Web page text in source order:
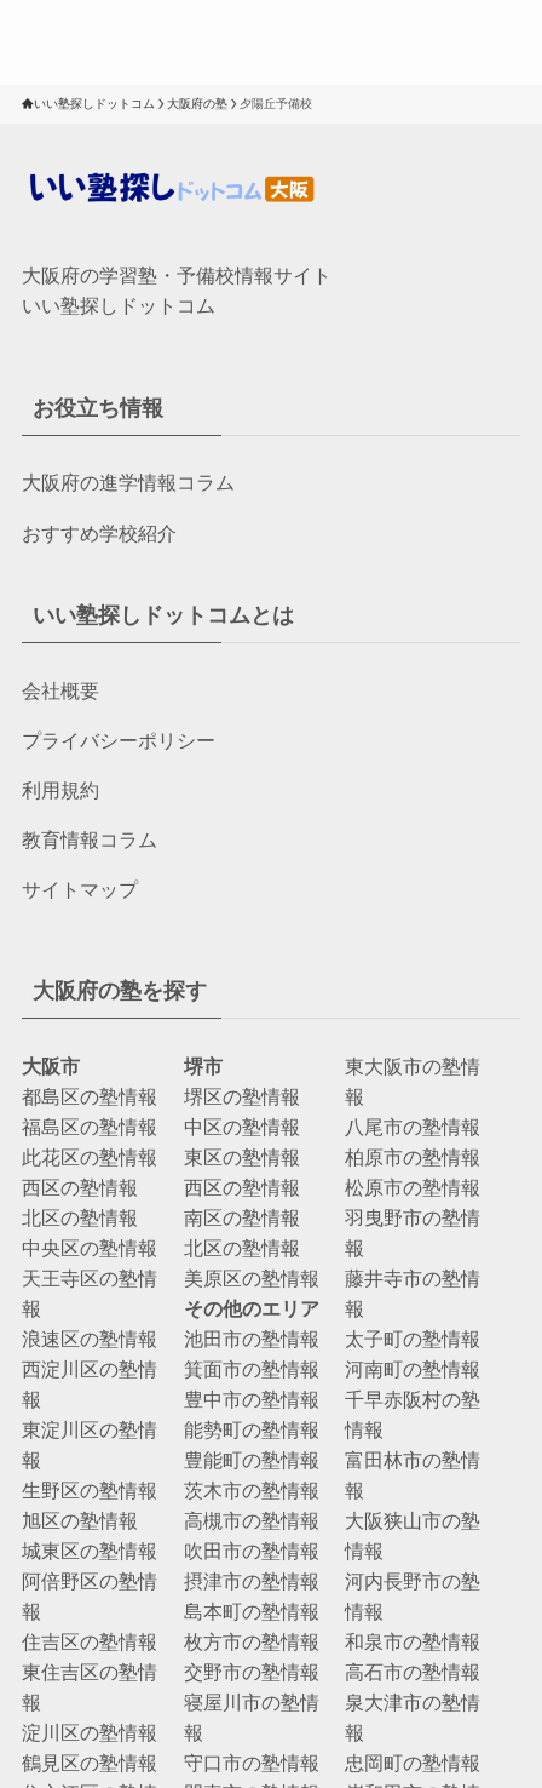
いい塾探しドットコム 大阪府の塾 夕陽丘予備校
大阪府の学習塾・予備校情報サイト
いい塾探しドットコム
お役立ち情報
大阪府の進学情報コラム
おすすめ学校紹介
いい塾探しドットコムとは
会社概要
プライバシーポリシー
利用規約
教育情報コラム
サイトマップ
大阪府の塾を探す
大阪市
都島区の塾情報
福島区の塾情報
此花区の塾情報
西区の塾情報
北区の塾情報
中央区の塾情報
天王寺区の塾情
報
浪速区の塾情報
西淀川区の塾情
報
東淀川区の塾情
報
生野区の塾情報
旭区の塾情報
城東区の塾情報
阿倍野区の塾情
報
住吉区の塾情報
東住吉区の塾情
報
淀川区の塾情報
鶴見区の塾情報
堺市
堺区の塾情報
中区の塾情報
東区の塾情報
西区の塾情報
南区の塾情報
北区の塾情報
美原区の塾情報
その他のエリア
池田市の塾情報
箕面市の塾情報
豊中市の塾情報
能勢町の塾情報
豊能町の塾情報
茨木市の塾情報
高槻市の塾情報
吹田市の塾情報
摂津市の塾情報
島本町の塾情報
枚方市の塾情報
交野市の塾情報
寝屋川市の塾情
報
守口市の塾情報
東大阪市の塾情
報
八尾市の塾情報
柏原市の塾情報
松原市の塾情報
羽曳野市の塾情
報
藤井寺市の塾情
報
太子町の塾情報
河南町の塾情報
千早赤阪村の塾
情報
富田林市の塾情
報
大阪狭山市の塾
情報
河内長野市の塾
情報
和泉市の塾情報
高石市の塾情報
泉大津市の塾情
報
忠岡町の塾情報